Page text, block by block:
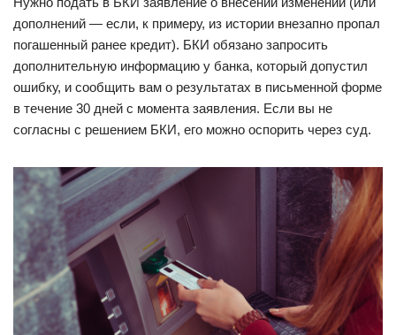
дополнений — если, к примеру, из истории внезапно пропал
погашенный ранее кредит). БКИ обязано запросить
дополнительную информацию у банка, который допустил
ошибку, и сообщить вам о результатах в письменной форме
в течение 30 дней с момента заявления. Если вы не
согласны с решением БКИ, его можно оспорить через суд.